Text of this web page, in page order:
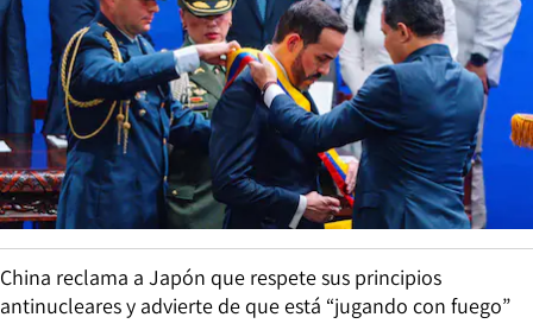
China reclama a Japón que respete sus principios
antinucleares y advierte de que está “jugando con fuego”